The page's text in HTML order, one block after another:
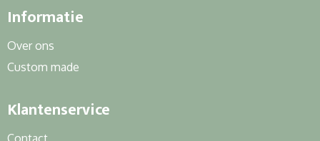
Informatie
Over ons
Custom made
Klantenservice
Contact